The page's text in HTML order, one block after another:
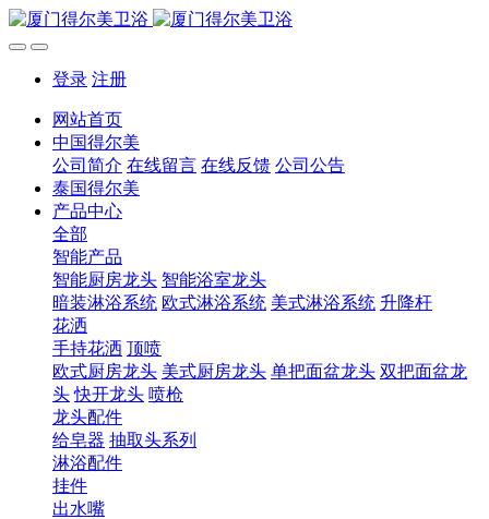
登录 注册
网站首页
中国得尔美
公司简介 在线留言 在线反馈 公司公告
泰国得尔美
产品中心
全部
智能产品
智能厨房龙头 智能浴室龙头
暗装淋浴系统 欧式淋浴系统 美式淋浴系统 升降杆
花洒
手持花洒 顶喷
欧式厨房龙头 美式厨房龙头 单把面盆龙头 双把面盆龙
头 快开龙头 喷枪
龙头配件
给皂器 抽取头系列
淋浴配件
挂件
出水嘴